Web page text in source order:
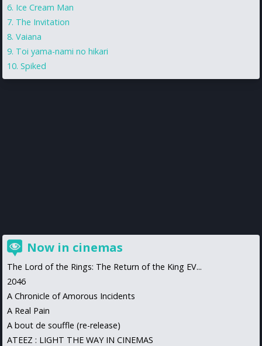
Ice Cream Man
The Invitation
Vaiana
Toi yama-nami no hikari
Spiked
Now in cinemas
The Lord of the Rings: The Return of the King EV...
2046
A Chronicle of Amorous Incidents
A Real Pain
A bout de souffle (re-release)
ATEEZ : LIGHT THE WAY IN CINEMAS